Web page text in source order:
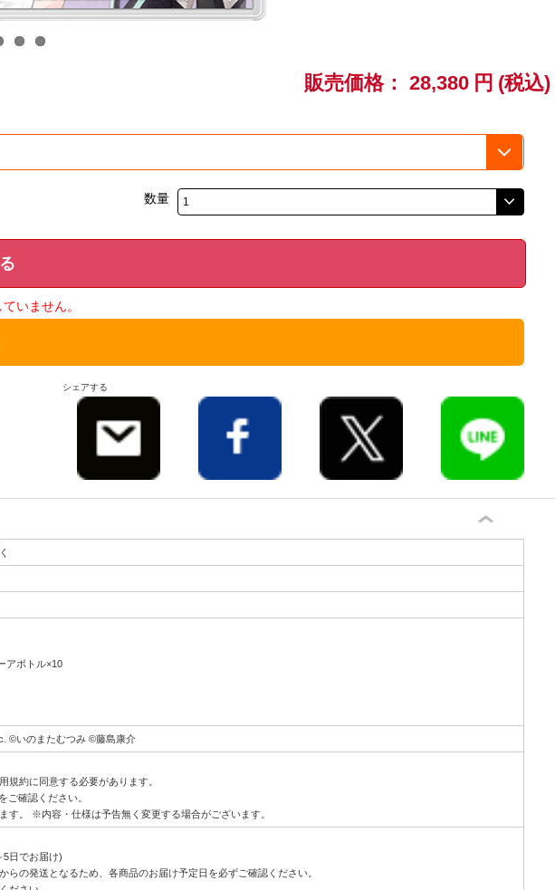
販売価格： 28,380 円 (税込)
数量
いません。
シェアする
アボトル×10
©いのまたむつみ ©藤島康介
約に同意する必要があります。
ご確認ください。
。 ※内容・仕様は予告無く変更する場合がございます。
日でお届け)
の発送となるため、各商品のお届け予定日を必ずご確認ください。